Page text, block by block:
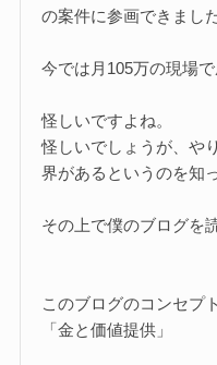
の案件に参画できました
今では月105万の現場
怪しいですよね。
怪しいでしょうが、や
界があるというのを知
その上で僕のブログを
このブログのコンセプ
「金と価値提供」